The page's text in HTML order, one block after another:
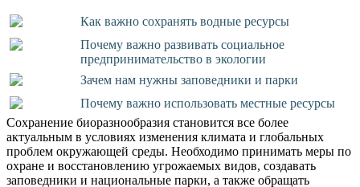
Как важно сохранять водные ресурсы
Почему важно развивать социальное
предпринимательство в экологии
Зачем нам нужны заповедники и парки
Почему важно использовать местные ресурсы
Сохранение биоразнообразия становится все более
актуальным в условиях изменения климата и глобальных
проблем окружающей среды. Необходимо принимать меры по
охране и восстановлению угрожаемых видов, создавать
заповедники и национальные парки, а также обращать